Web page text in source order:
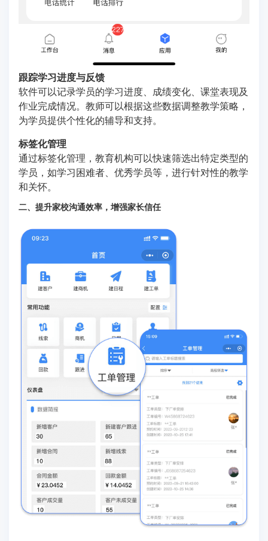
跟踪学习进度与反馈
软件可以记录学员的学习进度、成绩变化、课堂表现及
作业完成情况。教师可以根据这些数据调整教学策略，
为学员提供个性化的辅导和支持。
标签化管理
通过标签化管理，教育机构可以快速筛选出特定类型的
学员，如学习困难者、优秀学员等，进行针对性的教学
和关怀。
二、提升家校沟通效率，增强家长信任